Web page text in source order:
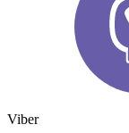
Viber